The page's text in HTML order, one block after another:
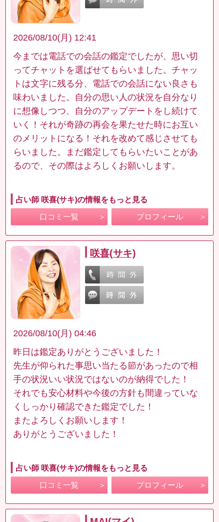
2026/08/10(月) 12:41
今までは電話での会話の鑑定でしたが、思い切
ってチャットを選ばせてもらいました。チャッ
トは文字に残る分、電話での会話にない良さも
味わいました。自分の思い人の状況を自分なり
に想像しつつ、自分のアップデートをし続けて
いく！それが奇跡の再会を果たせた時にお互い
のメリットになる！それを改めて感じさせても
らいました。まだ鑑定してもらいたいことがあ
るので、その際はよろしくお願いします。
占い師 咲喜(サキ)の情報をもっと見る
口コミ一覧 プロフィール
咲喜(サキ)
2026/08/10(月) 04:46
昨日は鑑定ありがとうございました！
先生が仰られた事思い当たる節があったので相
手の状況いい状況ではないのが納得でした！
それでも安心材料や今後の方針も間違っていな
くしっかり確認できた鑑定でした！
またよろしくお願いします！
ありがとうございました！
占い師 咲喜(サキ)の情報をもっと見る
口コミ一覧 プロフィール